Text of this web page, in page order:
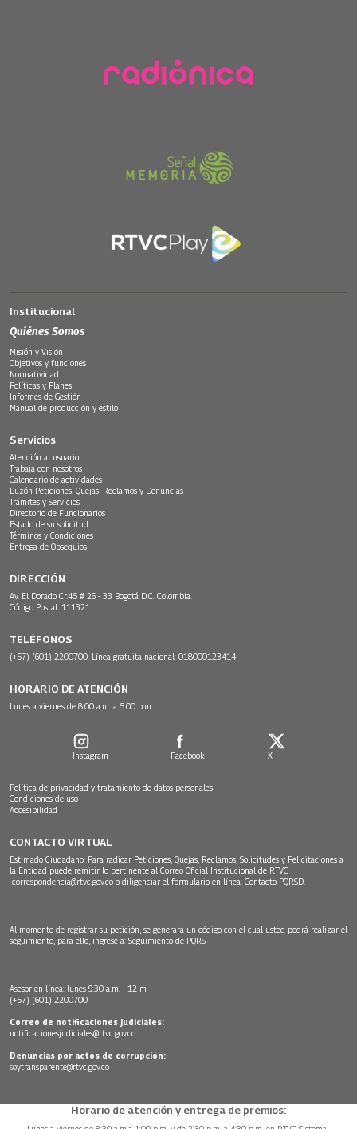
Institucional
Quiénes Somos
Misión y Visión
Objetivos y funciones
Normatividad
Políticas y Planes
Informes de Gestión
Manual de producción y estilo
Servicios
Atención al usuario
Trabaja con nosotros
Calendario de actividades
Buzón Peticiones, Quejas, Reclamos y Denuncias
Trámites y Servicios
Directorio de Funcionarios
Estado de su solicitud
Términos y Condiciones
Entrega de Obsequios
DIRECCIÓN
Av. El Dorado Cr.45 # 26 - 33 Bogotá D.C. Colombia.
Código Postal: 111321
TELÉFONOS
(+57) (601) 2200700. Línea gratuita nacional: 018000123414
HORARIO DE ATENCIÓN
Lunes a viernes de 8:00 a.m. a 5:00 p.m.
Instagram Facebook X
Política de privacidad y tratamiento de datos personales
Condiciones de uso
Accesibilidad
CONTACTO VIRTUAL
Estimado Ciudadano: Para radicar Peticiones, Quejas, Reclamos, Solicitudes y Felicitaciones a
la Entidad puede remitir lo pertinente al Correo Oficial Institucional de RTVC
correspondencia@rtvc.gov.co o diligenciar el formulario en línea: Contacto PQRSD.
Al momento de registrar su petición, se generará un código con el cual usted podrá realizar el
seguimiento, para ello, ingrese a: Seguimiento de PQRS
Asesor en línea: lunes 9:30 a.m. - 12 m
(+57) (601) 2200700
Correo de notificaciones judiciales:
notificacionesjudiciales@rtvc.gov.co
Denuncias por actos de corrupción:
soytransparente@rtvc.gov.co
Horario de atención y entrega de premios: